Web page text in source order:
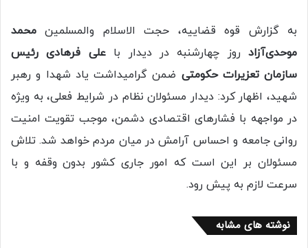
به گزارش قوه قضاییه، حجت الاسلام والمسلمین محمد
موحدی‌آزاد روز چهارشنبه در دیدار باعلی فرهادی رئیس
سازمان تعزیرات حکومتی ضمن گرامیداشت یاد شهدا و رهبر
شهید، اظهار کرد: دیدار مسئولان نظام در شرایط فعلی، به ویژه
در مواجهه با فشارهای اقتصادی دشمن، موجب تقویت امنیت
روانی جامعه و احساس آرامش در میان مردم خواهد شد. تلاش
مسئولان بر این است که امور جاری کشور بدون وقفه و با
سرعت لازم به پیش رود.
نوشته های مشابه